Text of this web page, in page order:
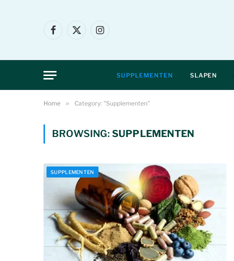
Facebook
X
Instagram
SUPPLEMENTEN SLAPEN
Home » Category: "Supplementen"
BROWSING: SUPPLEMENTEN
SUPPLEMENTEN